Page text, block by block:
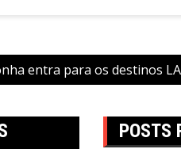
entra para os destinos
POSTS